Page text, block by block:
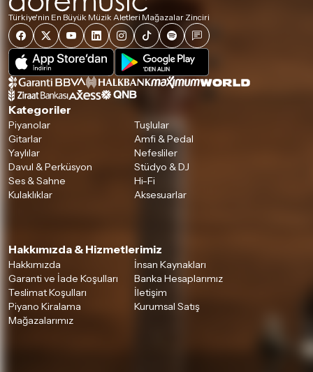
Türkiye'nin En Büyük Müzik Aletleri Mağazalar Zinciri
Kategoriler
Piyanolar
Tuşlular
Gitarlar
Amfi & Pedal
Yaylılar
Nefesliler
Davul & Perküsyon
Stüdyo & DJ
Ses & Sahne
Hi-Fi
Kulaklıklar
Aksesuarlar
Hakkımızda & Hizmetlerimiz
Hakkımızda
İnsan Kaynakları
Garanti ve İade Koşulları
Banka Hesaplarımız
Teslimat Koşulları
İletişim
Piyano Kiralama
Kurumsal Satış
Mağazalarımız